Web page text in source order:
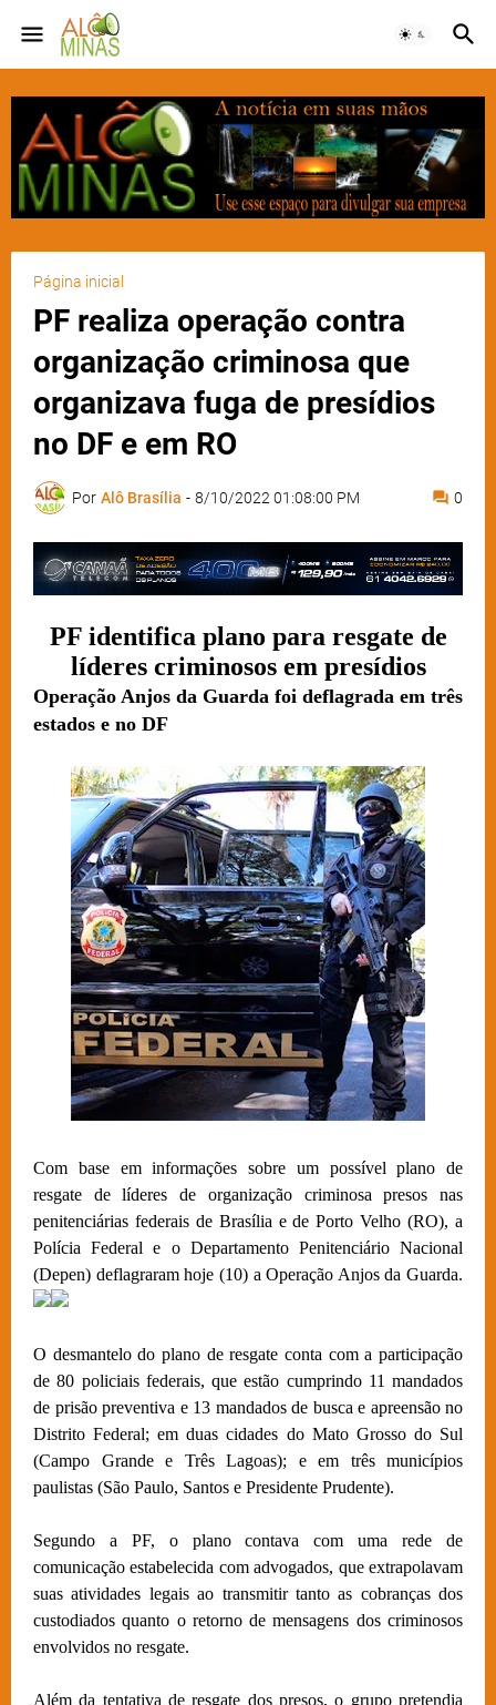
Página inicial
PF realiza operação contra
organização criminosa que
organizava fuga de presídios
no DF e em RO
Por Alô Brasília - 8/10/2022 01:08:00 PM 0
PF identifica plano para resgate de
líderes criminosos em presídios
Operação Anjos da Guarda foi deflagrada em três
estados e no DF
Com base em informações sobre um possível plano de
resgate de líderes de organização criminosa presos nas
penitenciárias federais de Brasília e de Porto Velho (RO), a
Polícia Federal e o Departamento Penitenciário Nacional
(Depen) deflagraram hoje (10) a Operação Anjos da Guarda.
O desmantelo do plano de resgate conta com a participação
de 80 policiais federais, que estão cumprindo 11 mandados
de prisão preventiva e 13 mandados de busca e apreensão no
Distrito Federal; em duas cidades do Mato Grosso do Sul
(Campo Grande e Três Lagoas); e em três municípios
paulistas (São Paulo, Santos e Presidente Prudente).
Segundo a PF, o plano contava com uma rede de
comunicação estabelecida com advogados, que extrapolavam
suas atividades legais ao transmitir tanto as cobranças dos
custodiados quanto o retorno de mensagens dos criminosos
envolvidos no resgate.
Além da tentativa de resgate dos presos, o grupo pretendia